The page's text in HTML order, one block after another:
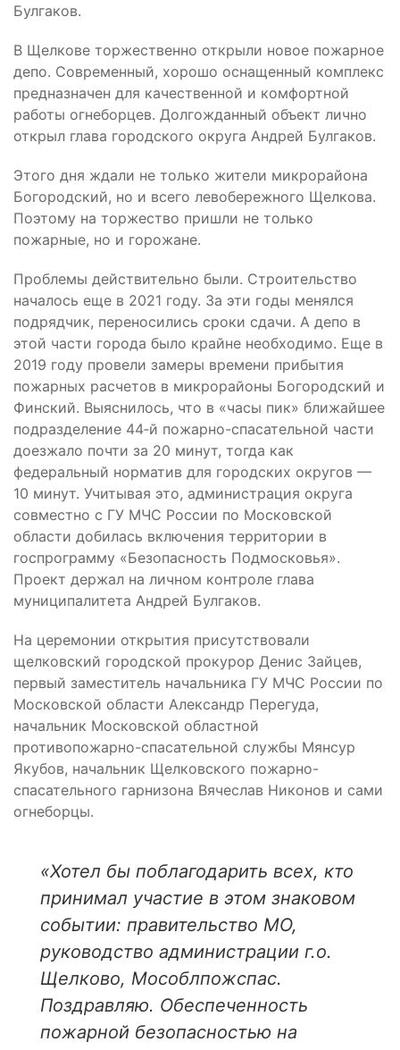
Булгаков.
В Щелкове торжественно открыли новое пожарное
депо. Современный, хорошо оснащенный комплекс
предназначен для качественной и комфортной
работы огнеборцев. Долгожданный объект лично
открыл глава городского округа Андрей Булгаков.
Этого дня ждали не только жители микрорайона
Богородский, но и всего левобережного Щелкова.
Поэтому на торжество пришли не только
пожарные, но и горожане.
Проблемы действительно были. Строительство
началось еще в 2021 году. За эти годы менялся
подрядчик, переносились сроки сдачи. А депо в
этой части города было крайне необходимо. Еще в
2019 году провели замеры времени прибытия
пожарных расчетов в микрорайоны Богородский и
Финский. Выяснилось, что в «часы пик» ближайшее
подразделение 44‑й пожарно-спасательной части
доезжало почти за 20 минут, тогда как
федеральный норматив для городских округов —
10 минут. Учитывая это, администрация округа
совместно с ГУ МЧС России по Московской
области добилась включения территории в
госпрограмму «Безопасность Подмосковья».
Проект держал на личном контроле глава
муниципалитета Андрей Булгаков.
На церемонии открытия присутствовали
щелковский городской прокурор Денис Зайцев,
первый заместитель начальника ГУ МЧС России по
Московской области Александр Перегуда,
начальник Московской областной
противопожарно-спасательной службы Мянсур
Якубов, начальник Щелковского пожарно-
спасательного гарнизона Вячеслав Никонов и сами
огнеборцы.
«Хотел бы поблагодарить всех, кто
принимал участие в этом знаковом
событии: правительство МО,
руководство администрации г.о.
Щелково, Мособлпожспас.
Поздравляю. Обеспеченность
пожарной безопасностью на